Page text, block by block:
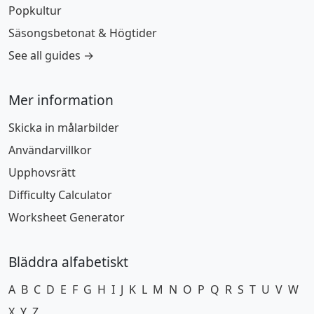
Popkultur
Säsongsbetonat & Högtider
See all guides →
Mer information
Skicka in målarbilder
Användarvillkor
Upphovsrätt
Difficulty Calculator
Worksheet Generator
Bläddra alfabetiskt
A B C D E F G H I J K L M N O P Q R S T U V W